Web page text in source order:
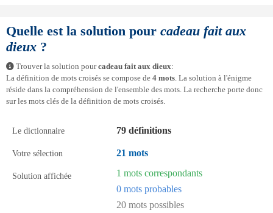
Quelle est la solution pour cadeau fait aux
dieux ?
Trouver la solution pourcadeau fait aux dieux:
La définition de mots croisés se compose de 4 mots. La solution à l'énigme
réside dans la compréhension de l'ensemble des mots. La recherche porte donc
sur les mots clés de la définition de mots croisés.
Le dictionnaire 79 définitions
Votre sélection 21 mots
Solution affichée
1 mots correspondants
0 mots probables
20 mots possibles